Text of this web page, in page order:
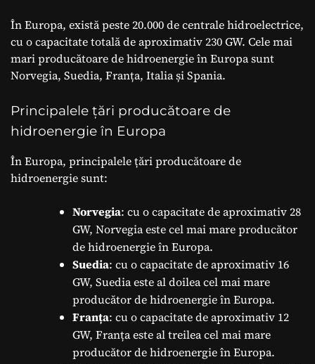
În Europa, există peste 20.000 de centrale hidroelectrice,
cu o capacitate totală de aproximativ 230 GW. Cele mai
mari producătoare de hidroenergie în Europa sunt
Norvegia, Suedia, Franța, Italia și Spania.
Principalele țări producătoare de
hidroenergie în Europa
În Europa, principalele țări producătoare de
hidroenergie sunt:
Norvegia: cu o capacitate de aproximativ 28
GW, Norvegia este cel mai mare producător
de hidroenergie în Europa.
Suedia: cu o capacitate de aproximativ 16
GW, Suedia este al doilea cel mai mare
producător de hidroenergie în Europa.
Franța: cu o capacitate de aproximativ 12
GW, Franța este al treilea cel mai mare
producător de hidroenergie în Europa.